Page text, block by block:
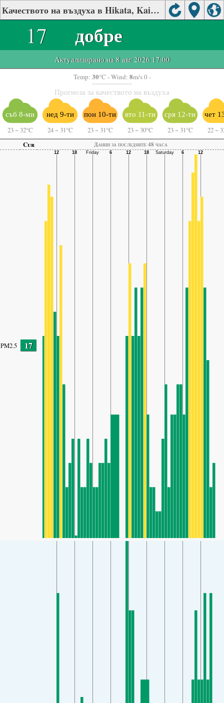
Качеството на въздуха в Hikata, Kainan, Wakayama Prefecture
17 добре
Актуализирано на 8 авг 2026 17:00
Temp: 30°C - Wind: 8m/s 0 -
Прогноза за качеството на въздуха
съб 8-ми
23 ~ 32°C
нед 9-ти
24 ~ 31°C
пон 10-ти
23 ~ 31°C
вто 11-ти
23 ~ 30°C
сря 12-ти
23 ~ 31°C
чет
22 ~
Cur
Данни за последните 48 часа
PM2.5 17